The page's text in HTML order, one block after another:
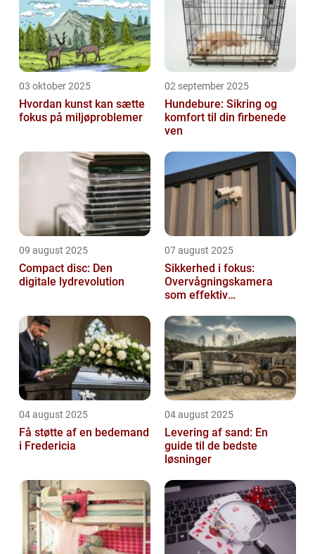
03 oktober 2025
Hvordan kunst kan sætte
fokus på miljøproblemer
02 september 2025
Hundebure: Sikring og
komfort til din firbenede
ven
09 august 2025
Compact disc: Den
digitale lydrevolution
07 august 2025
Sikkerhed i fokus:
Overvågningskamera
som effektiv
04 august 2025
Få støtte af en bedemand
i Fredericia
04 august 2025
Levering af sand: En
guide til de bedste
løsninger